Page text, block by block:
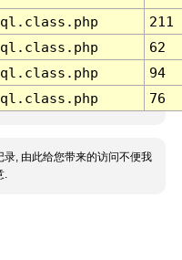
211
62
94
76
录, 由此给您带来的访问不便我
.